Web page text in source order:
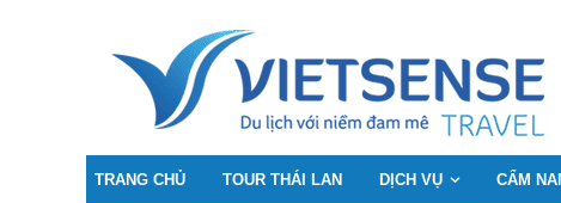
TRANG CHỦ TOUR THÁI LAN DỊCH VỤ CẨM